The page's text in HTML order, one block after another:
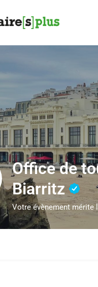
Office de
Biarritz
Votre évènement mérite